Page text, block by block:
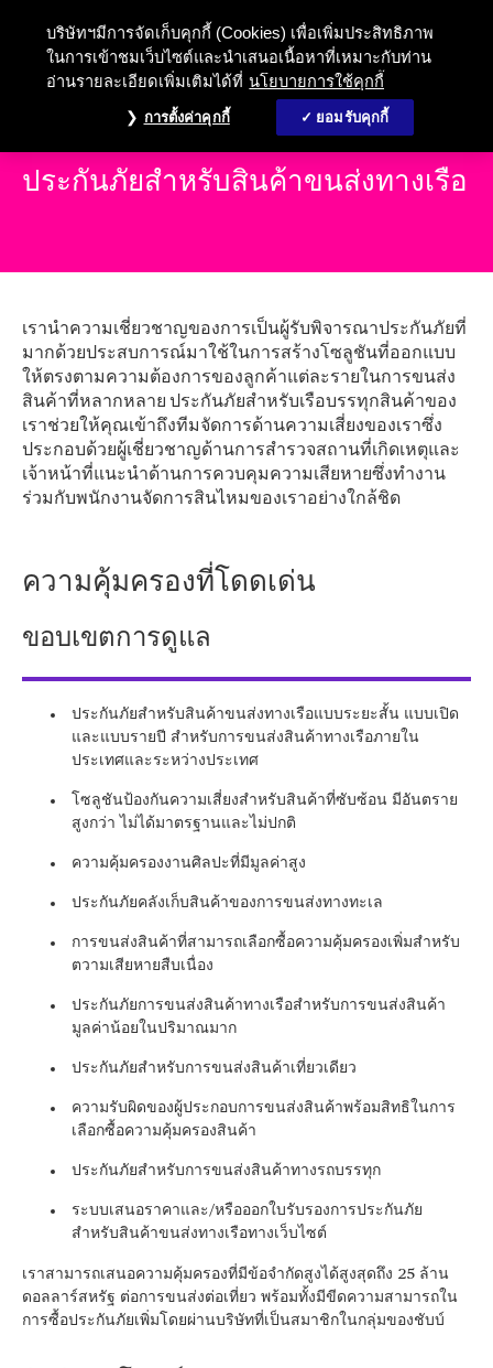
ประกันภัยสำหรับสินค้าขนส่งทางเรือ
เรานำความเชี่ยวชาญของการเป็นผู้รับพิจารณาประกันภัยที่
มากด้วยประสบการณ์มาใช้ในการสร้างโซลูชันที่ออกแบบ
ให้ตรงตามความต้องการของลูกค้าแต่ละรายในการขนส่ง
สินค้าที่หลากหลาย ประกันภัยสำหรับเรือบรรทุกสินค้าของ
เราช่วยให้คุณเข้าถึงทีมจัดการด้านความเสี่ยงของเราซึ่ง
ประกอบด้วยผู้เชี่ยวชาญด้านการสำรวจสถานที่เกิดเหตุและ
เจ้าหน้าที่แนะนำด้านการควบคุมความเสียหายซึ่งทำงาน
ร่วมกับพนักงานจัดการสินไหมของเราอย่างใกล้ชิด
ความคุ้มครองที่โดดเด่น
ขอบเขตการดูแล
ประกันภัยสำหรับสินค้าขนส่งทางเรือแบบระยะสั้น แบบเปิด
และแบบรายปี สำหรับการขนส่งสินค้าทางเรือภายใน
ประเทศและระหว่างประเทศ
โซลูชันป้องกันความเสี่ยงสำหรับสินค้าที่ซับซ้อน มีอันตราย
สูงกว่า ไม่ได้มาตรฐานและไม่ปกติ
ความคุ้มครองงานศิลปะที่มีมูลค่าสูง
ประกันภัยคลังเก็บสินค้าของการขนส่งทางทะเล
การขนส่งสินค้าที่สามารถเลือกซื้อความคุ้มครองเพิ่มสำหรับ
ตวามเสียหายสืบเนื่อง
ประกันภัยการขนส่งสินค้าทางเรือสำหรับการขนส่งสินค้า
มูลค่าน้อยในปริมาณมาก
ประกันภัยสำหรับการขนส่งสินค้าเที่ยวเดียว
ความรับผิดของผู้ประกอบการขนส่งสินค้าพร้อมสิทธิในการ
เลือกซื้อความคุ้มครองสินค้า
ประกันภัยสำหรับการขนส่งสินค้าทางรถบรรทุก
ระบบเสนอราคาและ/หรือออกใบรับรองการประกันภัย
สำหรับสินค้าขนส่งทางเรือทางเว็บไซต์
เราสามารถเสนอความคุ้มครองที่มีข้อจำกัดสูงได้สูงสุดถึง 25 ล้าน
ดอลลาร์สหรัฐ ต่อการขนส่งต่อเที่ยว พร้อมทั้งมีขีดความสามารถใน
การซื้อประกันภัยเพิ่มโดยผ่านบริษัทที่เป็นสมาชิกในกลุ่มของชับบ์
บริษัทฯมีการจัดเก็บคุกกี้ (Cookies) เพื่อเพิ่มประสิทธิภาพ
ในการเข้าชมเว็บไซต์และนำเสนอเนื้อหาที่เหมาะกับท่าน
อ่านรายละเอียดเพิ่มเติมได้ที่ นโยบายการใช้คุกกี้
การตั้งค่าคุกกี้ ยอมรับคุกกี้